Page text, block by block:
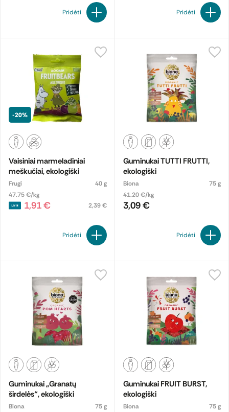
Pridėti Pridėti
-20%
Vaisiniai marmeladiniai
meškučiai, ekologiški
Frugi
40 g
47.75 €/kg
1,91 € 2,39 €
Pridėti
Guminukai TUTTI FRUTTI,
ekologiški
Biona
75 g
41.20 €/kg
3,09 €
Pridėti
Guminukai „Granatų
širdelės“, ekologiški
Biona
75 g
Guminukai FRUIT BURST,
ekologiški
Biona
75 g